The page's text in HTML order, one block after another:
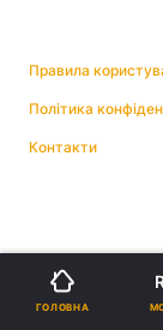
Правила
Політика
Контакти
ГОЛОВНА